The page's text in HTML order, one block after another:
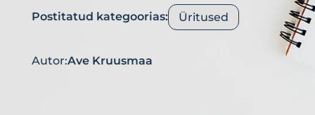
Postitatud kategoorias: Üritused
Autor:Ave Kruusmaa